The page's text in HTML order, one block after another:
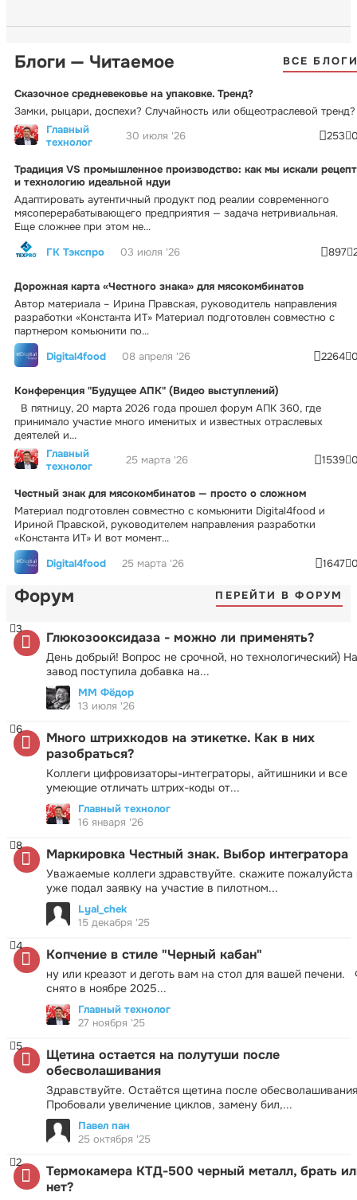
Блоги — Читаемое ВСЕ
Сказочное средневековье на упаковке. Тренд?
Замки, рыцари, доспехи? Случайность или общеотраслевой тренд?
Главный
технолог
30 июля '26 253
Традиция VS промышленное производство: как мы искали рецепт
и технологию идеальной ндуи
Адаптировать аутентичный продукт под реалии современного
мясоперерабатывающего предприятия — задача нетривиальная.
Еще сложнее при этом не...
ГК Тэкспро
03 июля '26 897
Дорожная карта «Честного знака» для мясокомбинатов
Автор материала – Ирина Правская, руководитель направления
разработки «Константа ИТ» Материал подготовлен совместно с
партнером комьюнити по...
Digital4food
08 апреля '26 2264
Конференция "Будущее АПК" (Видео выступлений)
В пятницу, 20 марта 2026 года прошел форум АПК 360, где
принимало участие много именитых и известных отраслевых
деятелей и...
Главный
технолог
25 марта '26 1539
Честный знак для мясокомбинатов — просто о сложном
Материал подготовлен совместно с комьюнити Digital4food и
Ириной Правской, руководителем направления разработки
«Константа ИТ» И вот момент...
Digital4food
25 марта '26 1647
Форум ПЕРЕЙТИ В ФОРУМ
Глюкозооксидаза - можно ли применять?
День добрый! Вопрос не срочной, но технологический) На
завод поступила добавка на...
3
ММ Фёдор
13 июля '26
Много штрихкодов на этикетке. Как в них
разобраться?
Коллеги цифровизаторы-интеграторы, айтишники и все
умеющие отличать штрих-коды от...
6
Главный технолог
16 января '26
Маркировка Честный знак. Выбор интегратора
Уважаемые коллеги здравствуйте. скажите пожалуйста
уже подал заявку на участие в пилотном...
8
Lyal_chek
15 декабря '25
Копчение в стиле "Черный кабан"
ну или креазот и деготь вам на стол для вашей печени.
снято в ноябре 2025...
4
Главный технолог
27 ноября '25
Щетина остается на полутуши после
обесволашивания
Здравствуйте. Остаётся щетина после
Пробовали увеличение циклов, замену бил,...
5
Павел пан
25 октября '25
Термокамера КТД-500 черный металл, брать
нет?
2